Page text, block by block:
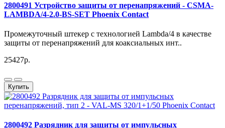
2800491 Устройство защиты от перенапряжений - CSMA-
LAMBDA/4-2.0-BS-SET Phoenix Contact
Промежуточный штекер с технологией Lambda/4 в качестве
защиты от перенапряжений для коаксиальных инт..
25427р.
Купить
2800492 Разрядник для защиты от импульсных